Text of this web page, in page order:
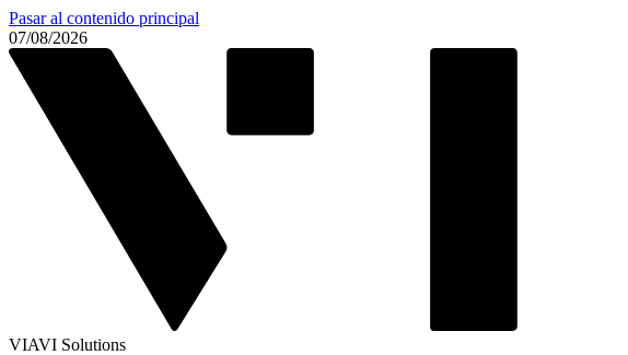
Pasar al contenido principal
07/08/2026
VIAVI Solutions